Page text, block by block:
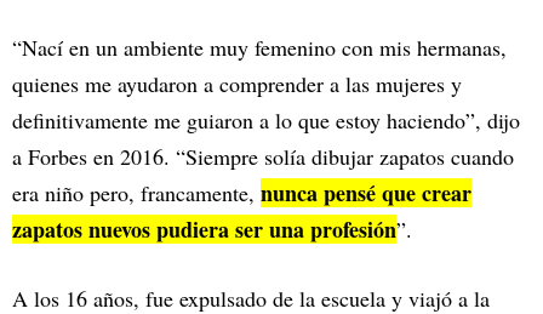
“Nací en un ambiente muy femenino con mis hermanas,
quienes me ayudaron a comprender a las mujeres y
definitivamente me guiaron a lo que estoy haciendo”, dijo
a Forbes en 2016. “Siempre solía dibujar zapatos cuando
era niño pero, francamente, nunca pensé que crear
zapatos nuevos pudiera ser una profesión”.
A los 16 años, fue expulsado de la escuela y viajó a la